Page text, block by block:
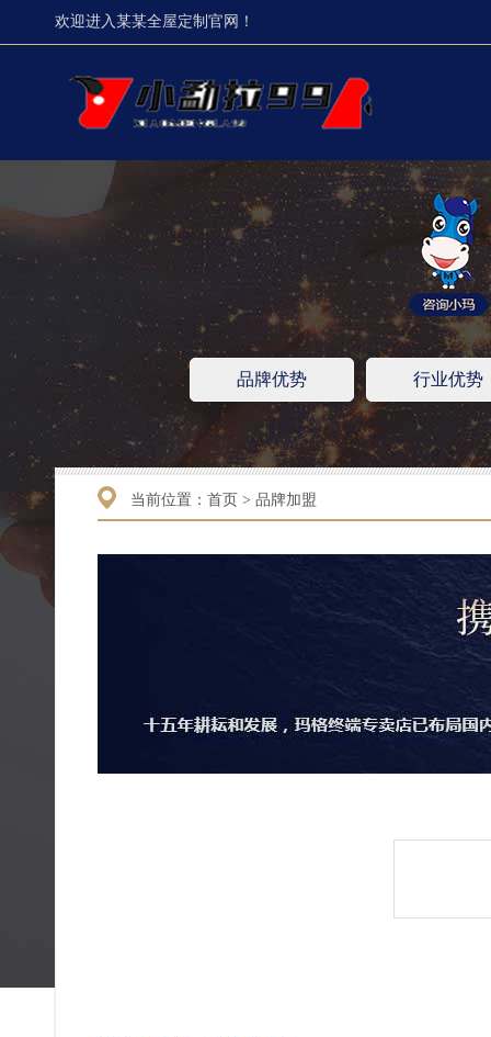
欢迎进入某某全屋定制官网！
品牌优势 行业优势
当前位置： 首页 > 品牌加盟